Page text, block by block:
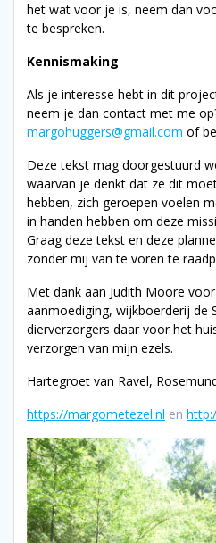
het wat voor je is, neem dan
te bespreken.
Kennismaking
Als je interesse hebt in dit
neem je dan contact met me
margohuggers@gmail.com of
Deze tekst mag doorgestuurd
waarvan je denkt dat ze dit
hebben, zich geroepen voelen
in handen hebben om deze
Graag deze tekst en deze
zonder mij van te voren te
Met dank aan Judith Moore
aanmoediging, wijkboerderij de
dierverzorgers daar voor het
verzorgen van mijn ezels.
Hartegroet van Ravel,
https://margometezel.nl en